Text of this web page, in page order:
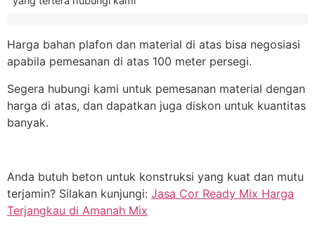
Harga bahan plafon dan material di atas bisa negosiasi
apabila pemesanan di atas 100 meter persegi.
Segera hubungi kami untuk pemesanan material dengan
harga di atas, dan dapatkan juga diskon untuk kuantitas
banyak.
Anda butuh beton untuk konstruksi yang kuat dan mutu
terjamin? Silakan kunjungi: Jasa Cor Ready Mix Harga
Terjangkau di Amanah Mix